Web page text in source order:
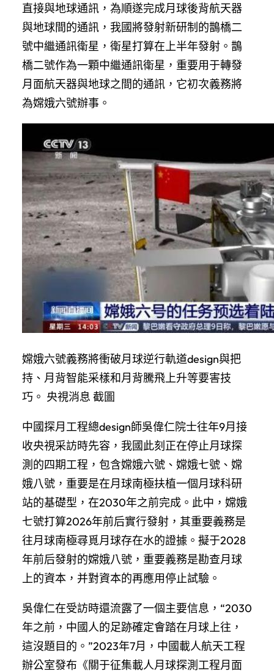
直接與地球通訊，為順遂完成月球後背航天器
與地球間的通訊，我國將發射新研制的鵲橋二
號中繼通訊衛星，衛星打算在上半年發射。鵲
橋二號作為一顆中繼通訊衛星，重要用于轉發
月面航天器與地球之間的通訊，它初次義務將
為嫦娥六號辦事。
嫦娥六號義務將衝破月球逆行軌道design與把
持、月背智能采樣和月背騰飛上升等要害技
巧。 央視消息 截圖
中國探月工程總design師吳偉仁院士往年9月接
收央視采訪時先容，我國此刻正在停止月球探
測的四期工程，包含嫦娥六號、嫦娥七號、嫦
娥八號，重要是在月球南極扶植一個月球科研
站的基礎型，在2030年之前完成。此中，嫦娥
七號打算2026年前后實行發射，其重要義務是
往月球南極尋覓月球存在水的證據。擬于2028
年前后發射的嫦娥八號，重要義務是勘查月球
上的資本，并對資本的再應用停止試驗。
吳偉仁在受訪時還流露了一個主要信息，“2030
年之前，中國人的足跡確定會踏在月球上往，
這沒題目的。”2023年7月，中國載人航天工程
辦公室發布《關于征集載人月球探測工程月面